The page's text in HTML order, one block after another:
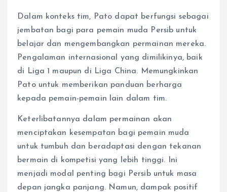
Dalam konteks tim, Pato dapat berfungsi sebagai
jembatan bagi para pemain muda Persib untuk
belajar dan mengembangkan permainan mereka.
Pengalaman internasional yang dimilikinya, baik
di Liga 1 maupun di Liga China. Memungkinkan
Pato untuk memberikan panduan berharga
kepada pemain-pemain lain dalam tim.
Keterlibatannya dalam permainan akan
menciptakan kesempatan bagi pemain muda
untuk tumbuh dan beradaptasi dengan tekanan
bermain di kompetisi yang lebih tinggi. Ini
menjadi modal penting bagi Persib untuk masa
depan jangka panjang. Namun, dampak positif